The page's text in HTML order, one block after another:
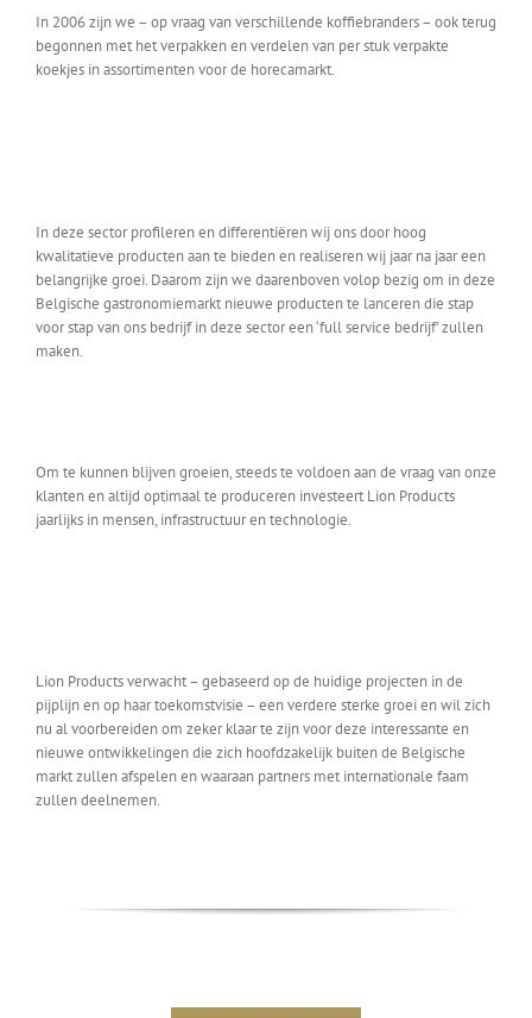
In 2006 zijn we – op vraag van verschillende koffiebranders – ook terug
begonnen met het verpakken en verdelen van per stuk verpakte
koekjes in assortimenten voor de horecamarkt.
In deze sector profileren en differentiëren wij ons door hoog
kwalitatieve producten aan te bieden en realiseren wij jaar na jaar een
belangrijke groei. Daarom zijn we daarenboven volop bezig om in deze
Belgische gastronomiemarkt nieuwe producten te lanceren die stap
voor stap van ons bedrijf in deze sector een ‘full service bedrijf’ zullen
maken.
Om te kunnen blijven groeien, steeds te voldoen aan de vraag van onze
klanten en altijd optimaal te produceren investeert Lion Products
jaarlijks in mensen, infrastructuur en technologie.
Lion Products verwacht – gebaseerd op de huidige projecten in de
pijplijn en op haar toekomstvisie – een verdere sterke groei en wil zich
nu al voorbereiden om zeker klaar te zijn voor deze interessante en
nieuwe ontwikkelingen die zich hoofdzakelijk buiten de Belgische
markt zullen afspelen en waaraan partners met internationale faam
zullen deelnemen.